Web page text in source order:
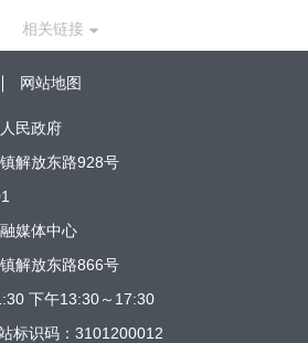
相关链接
网站地图
民政府
解放东路928号
媒体中心
解放东路866号
下午13:30～17:30
标识码：3101200012